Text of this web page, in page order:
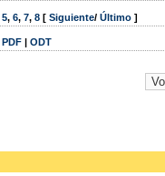
5, 6, 7, 8 [ Siguiente/ Último ]
PDF | ODT